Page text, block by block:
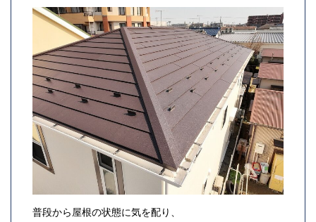
普段から屋根の状態に気を配り、